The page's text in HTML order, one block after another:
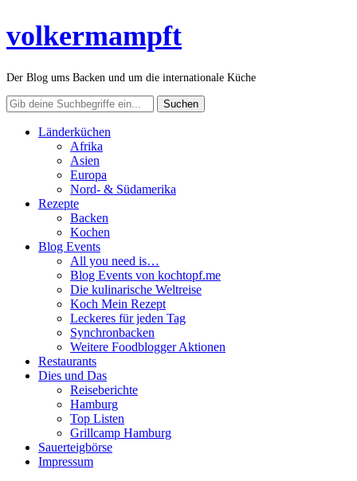
volkermampft
Der Blog ums Backen und um die internationale Küche
Länderküchen
Afrika
Asien
Europa
Nord- & Südamerika
Rezepte
Backen
Kochen
Blog Events
All you need is…
Blog Events von kochtopf.me
Die kulinarische Weltreise
Koch Mein Rezept
Leckeres für jeden Tag
Synchronbacken
Weitere Foodblogger Aktionen
Restaurants
Dies und Das
Reiseberichte
Hamburg
Top Listen
Grillcamp Hamburg
Sauerteigbörse
Impressum